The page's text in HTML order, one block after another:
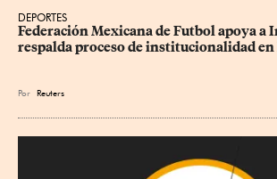
DEPORTES
Federación Mexicana de Futbol apoya a
respalda proceso de institucionalidad en
Por Reuters